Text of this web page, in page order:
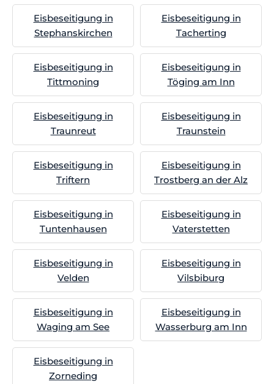
Eisbeseitigung in
Stephanskirchen
Eisbeseitigung in
Tacherting
Eisbeseitigung in
Tittmoning
Eisbeseitigung in
Töging am Inn
Eisbeseitigung in
Traunreut
Eisbeseitigung in
Traunstein
Eisbeseitigung in
Triftern
Eisbeseitigung in
Trostberg an der Alz
Eisbeseitigung in
Tuntenhausen
Eisbeseitigung in
Vaterstetten
Eisbeseitigung in
Velden
Eisbeseitigung in
Vilsbiburg
Eisbeseitigung in
Waging am See
Eisbeseitigung in
Wasserburg am Inn
Eisbeseitigung in
Zorneding